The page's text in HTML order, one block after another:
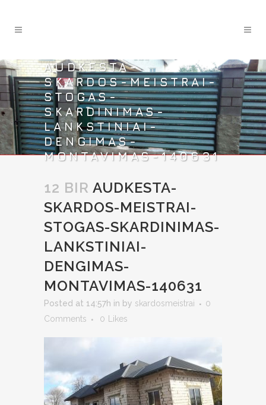
AUDKESTA-
SKARDOS-MEISTRAI-
STOGAS-
SKARDINIMAS-
LANKSTINIAI-
DENGIMAS-
MONTAVIMAS-140631
12 BIR AUDKESTA-
SKARDOS-MEISTRAI-
STOGAS-SKARDINIMAS-
LANKSTINIAI-
DENGIMAS-
MONTAVIMAS-140631
Posted at 14:57h in by skardosmeistrai
0
Comments
0 Likes